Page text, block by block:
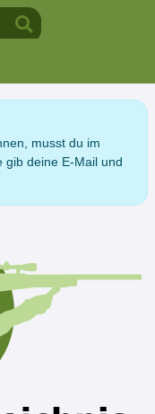
musst du im
gib deine E-Mail und